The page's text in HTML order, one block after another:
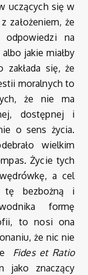
uczących się w
założeniem, że
na
jakie miałby
zakłada się, że
moralnych to
że nie ma
dostępnej i
o sens życia.
wielkim
Życie tych
a cel
tę bezbożną i
formę
to nosi ona
że nic nie
Fides et Ratio
jako znaczący